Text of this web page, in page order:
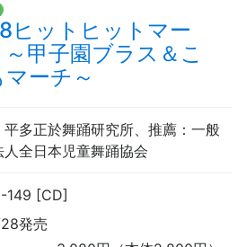
ヒットヒットマー
甲子園ブラス＆こ
マーチ～
平多正於舞踊研究所、 推薦 ：一般
人全日本児童舞踊協会
149 [CD]
発売